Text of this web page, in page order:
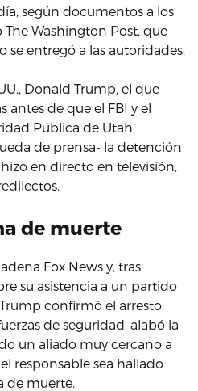
según documentos a los
Washington Post, que
se entregó a las autoridades.
Donald Trump, el que
antes de que el FBI y el
Pública de Utah
de prensa- la detención
en directo en televisión,
de muerte
Fox News y, tras
su asistencia a un partido
confirmó el arresto,
de seguridad, alabó la
un aliado muy cercano a
responsable sea hallado
de muerte.